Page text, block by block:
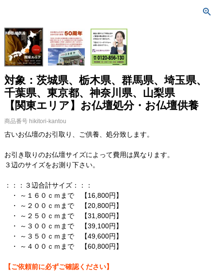
対象：茨城県、栃木県、群馬県、埼玉県、
千葉県、東京都、神奈川県、山梨県
【関東エリア】お仏壇処分・お仏壇供養
商品番号 hikitori-kantou
古いお仏壇のお引取り、ご供養、処分致します。
お引き取りのお仏壇サイズによって費用は異なります。
３辺のサイズをお測り下さい。
：：：３辺合計サイズ：：：
・ ～１６０ｃｍまで 【16,800円】
・ ～２００ｃｍまで 【20,800円】
・ ～２５０ｃｍまで 【31,800円】
・ ～３００ｃｍまで 【39,100円】
・ ～３５０ｃｍまで 【49,600円】
・ ～４００ｃｍまで 【60,800円】
【ご依頼前に必ずご確認ください】